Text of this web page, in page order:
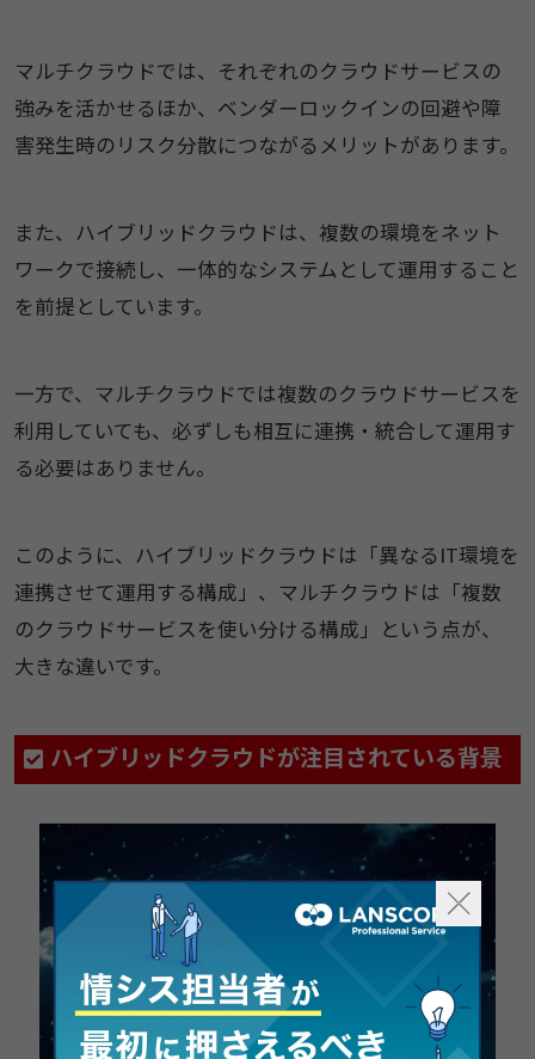
マルチクラウドでは、それぞれのクラウドサービスの
強みを活かせるほか、ベンダーロックインの回避や障
害発生時のリスク分散につながるメリットがあります。
また、ハイブリッドクラウドは、複数の環境をネット
ワークで接続し、一体的なシステムとして運用すること
を前提としています。
一方で、マルチクラウドでは複数のクラウドサービスを
利用していても、必ずしも相互に連携・統合して運用す
る必要はありません。
このように、ハイブリッドクラウドは「異なるIT環境を
連携させて運用する構成」、マルチクラウドは「複数
のクラウドサービスを使い分ける構成」という点が、
大きな違いです。
ハイブリッドクラウドが注目されている背景